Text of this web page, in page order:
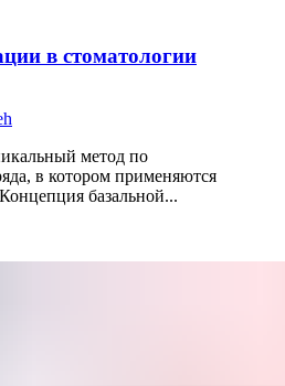
в стоматологии
метод по
в котором применяются
базальной...